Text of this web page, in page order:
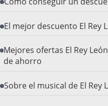
El mejor descuento El Rey
Mejores ofertas El Rey
de ahorro
Sobre el musical de El Rey